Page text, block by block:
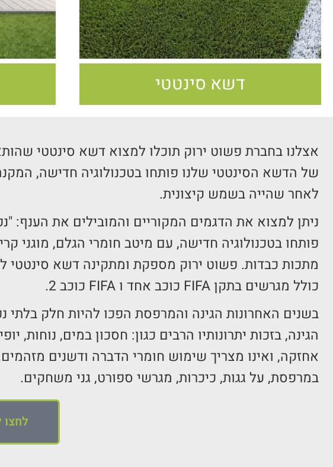
דשא סינטטי
אצלנו בחברת פשוט ירוק תוכלו למצוא דשא סינטטי
של הדשא הסינטטי שלנו פותחו בטכנולוגיה חדישה,
לאחר שהייה בשמש קיצונית.
ניתן למצוא את הדגמים המקוריים והמובילים את הענף:
מתכות כבדות. פשוט ירוק מספקת ומתקינה דשא סינטטי
כולל מגרשים בתקן FIFA כוכב אחד ו FIFA כוכב 2.
בשנים האחרונות הגינה והמרפסת הפכו להיות חלק
הגינה, בזכות יתרונותיו הרבים כגון: חסכון במים, נוחות,
אחזקה, ואינו מצריך שימוש חומרי הדברה ודשנים
במרפסת, על גגות, כיכרות, מגרשי ספורט, גני משחקים.